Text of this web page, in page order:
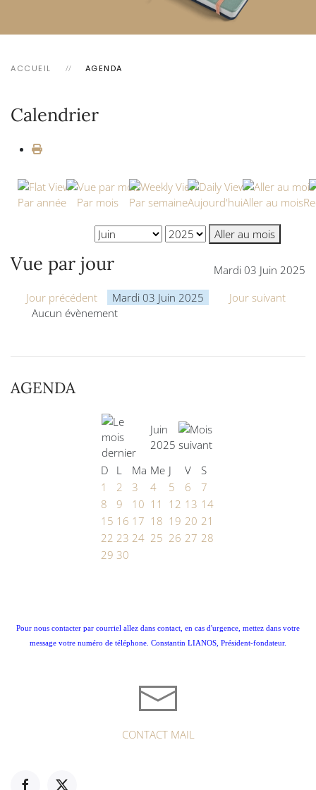
ACCUEIL AGENDA
Calendrier
Par année Par mois Par semaineAujourd'huiAller au mois
Aller au mois
Vue par jour
Mardi 03 Juin 2025
Jour précédent
Mardi 03 Juin 2025
Jour suivant
Aucun évènement
AGENDA
Juin
2025
D
L Ma Me J V
S
1
2 3 4 5 6
7
8
9 10 11 12 13 14
15 16 17 18 19 20 21
22 23 24 25 26 27 28
29 30
Pour nous contacter par courriel allez dans contact, en cas d'urgence, mettez dans votre
message votre numéro de téléphone. Constantin LIANOS, Président-fondateur.
CONTACT MAIL